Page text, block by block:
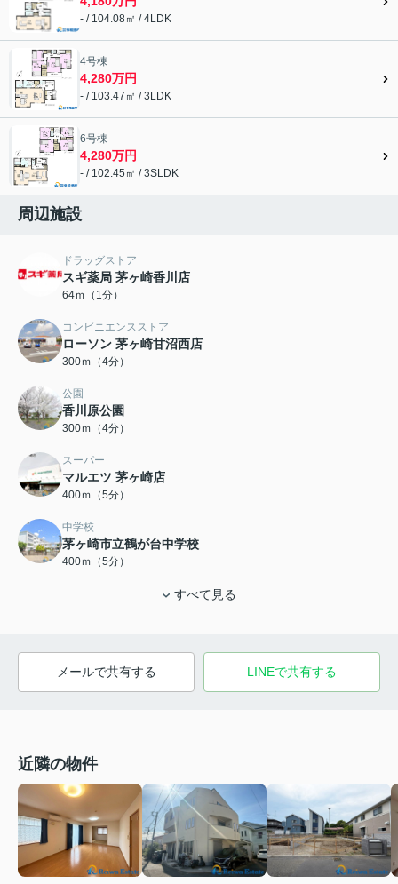
- / 104.08㎡ / 4LDK
4号棟
4,280万円
- / 103.47㎡ / 3LDK
6号棟
4,280万円
- / 102.45㎡ / 3SLDK
周辺施設
ドラッグストア
スギ薬局 茅ヶ崎香川店
64ｍ（1分）
コンビニエンスストア
ローソン 茅ヶ崎甘沼西店
300ｍ（4分）
公園
香川原公園
300ｍ（4分）
スーパー
マルエツ 茅ヶ崎店
400ｍ（5分）
中学校
茅ヶ崎市立鶴が台中学校
400ｍ（5分）
すべて見る
メールで共有する LINEで共有する
近隣の物件